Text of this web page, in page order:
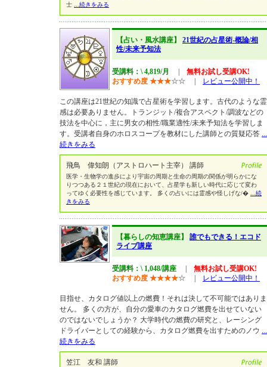
士
...続きをみる
【占い・風水講座】 21世紀の占星術-概論/相
性/未来予知法
受講料：\ 4,819/月
無料お試し受講OK!
おすすめ度 ★★★☆☆ レビュー公開中！
この講座は21世紀の知識で占星術を学習します。古代のような霊
感は必要ありません。トランジット/複合アスペクト/調波などの
技法を中心に，主に男女の相性/職業適性/未来予知法を学習しま
す。受講者自身のホロスコープを教材にした講師との質疑応答 ...
続きをみる
飛鳥 偉知朗（アストロハート主宰） 講師
医学・生物学の進歩により宇宙の周期と生命の周期の関係が明らかにな
りつつある２１世紀の現在において、占星学も新しい時代に応じて変わ
ってゆく必要性を感じています。 多くの占いには霊感や怪しげな/�
...続
きをみる
【暮らしの知恵講座】 誰でもできる！エコド
ライブ講座
受講料：\ 1,048/講座
無料お試し受講OK!
おすすめ度 ★★★★☆ レビュー公開中！
目指せ、カタログ値以上の燃費！それは決して不可能ではありま
せん。 多くの方が、自分の愛車のカタログ燃費を出せていない
のではないでしょうか？ 大学時代の燃費の研究と、レーシング
ドライバーとしての経験から、カタログ燃費を出すためのノウ ...
続きをみる
笠江 友和 講師